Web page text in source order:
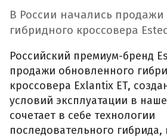
В России начались продажи
гибридного кроссовера
Российский премиум-бренд
продажи обновленного
кроссовера Exlantix ET,
условий эксплуатации в
сочетает в себе технологии
последовательного